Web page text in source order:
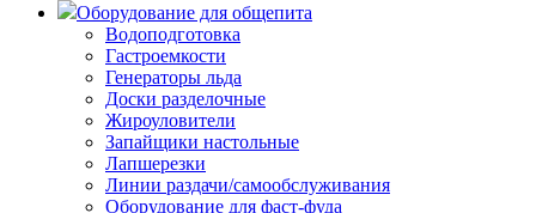
Оборудование для общепита
Водоподготовка
Гастроемкости
Генераторы льда
Доски разделочные
Жироуловители
Запайщики настольные
Лапшерезки
Линии раздачи/самообслуживания
Оборудование для фаст-фуда